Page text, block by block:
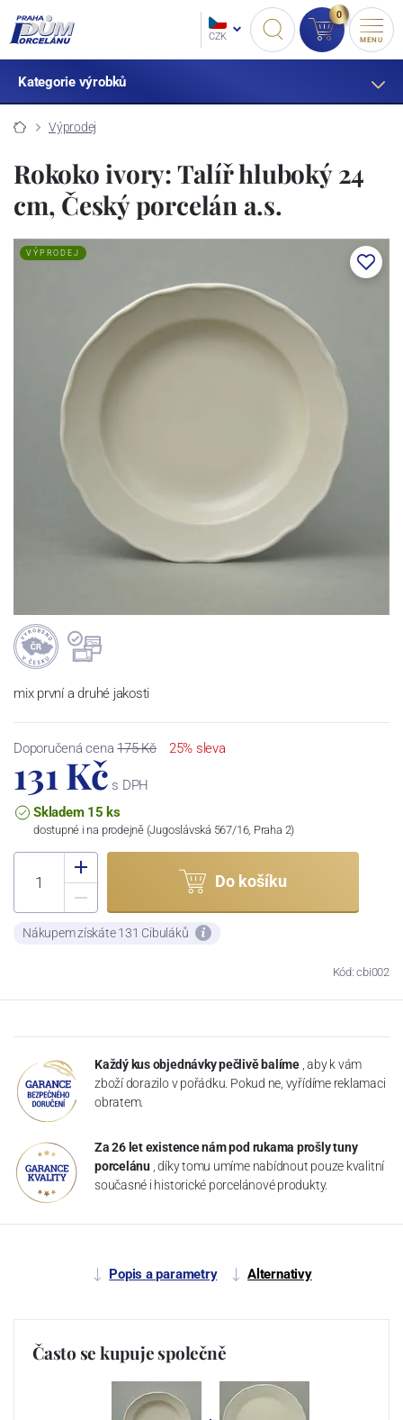
CZK
0
MENU
Kategorie výrobků
Výprodej
Rokoko ivory: Talíř hluboký 24
cm, Český porcelán a.s.
VÝPRODEJ
mix první a druhé jakosti
Doporučená cena175 Kč 25% sleva
131 Kč s DPH
Skladem 15 ks
dostupné i na prodejně (Jugoslávská 567/16, Praha 2)
Do košíku
Nákupem získáte 131 Cibuláků
Kód: cbi002
Každý kus objednávky pečlivě balíme , aby k vám
zboží dorazilo v pořádku. Pokud ne, vyřídíme reklamaci
obratem.
Za 26 let existence nám pod rukama prošly tuny
porcelánu , díky tomu umíme nabídnout pouze kvalitní
současné i historické porcelánové produkty.
Popis a parametry Alternativy
Často se kupuje společně